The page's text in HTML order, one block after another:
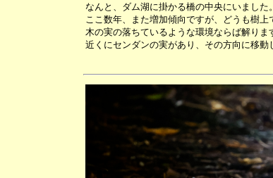
なんと、ダム湖に掛かる橋の中央にいました。
ここ数年、また増加傾向ですが、どうも樹上
木の実の落ちているような環境ならば解りま
近くにセンダンの実があり、その方向に移動